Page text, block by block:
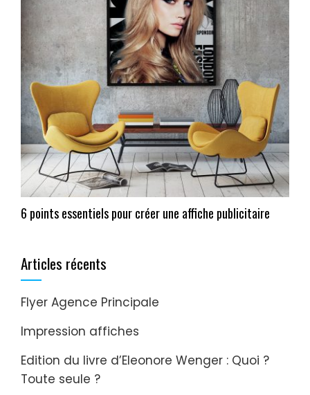
6 points essentiels pour créer une affiche publicitaire
Articles récents
Flyer Agence Principale
Impression affiches
Edition du livre d’Eleonore Wenger : Quoi ?
Toute seule ?